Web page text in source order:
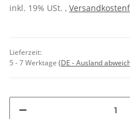
inkl. 19% USt. ,
Lieferzeit:
5 - 7 Werktage (DE - Ausland